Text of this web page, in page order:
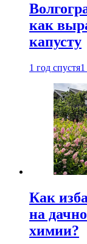
как
капусту
1 год спустя
Как
на
химии?